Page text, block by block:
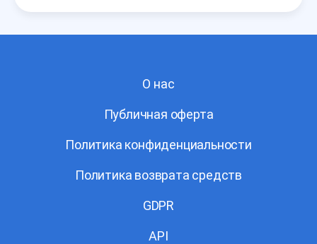
О нас
Публичная оферта
Политика конфиденциальности
Политика возврата средств
GDPR
API